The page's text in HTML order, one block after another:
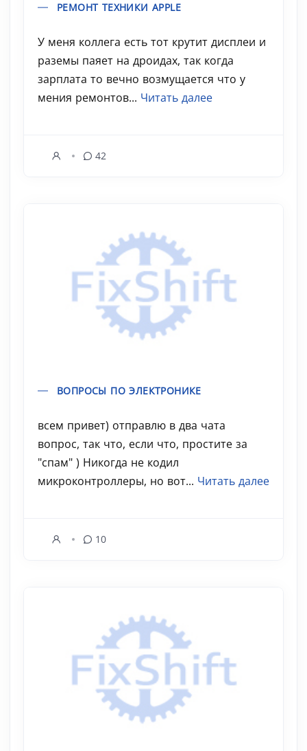
РЕМОНТ ТЕХНИКИ APPLE
У меня коллега есть тот крутит дисплеи и
раземы паяет на дроидах, так когда
зарплата то вечно возмущается что у
мения ремонтов... Читать далее
42
ВОПРОСЫ ПО ЭЛЕКТРОНИКЕ
всем привет) отправлю в два чата
вопрос, так что, если что, простите за
"спам" ) Никогда не кодил
микроконтроллеры, но вот... Читать далее
10